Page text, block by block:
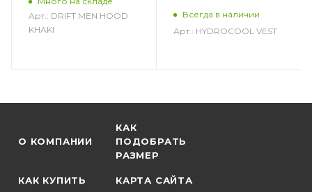
Арт.: DRIFT MEN HOOD
KHAKI
Всегда в наличии
Арт.: HYDROCOOL VEST
О КОМПАНИИ
КАК
ПОДОБРАТЬ
РАЗМЕР
КАК КУПИТЬ КАРТА САЙТА